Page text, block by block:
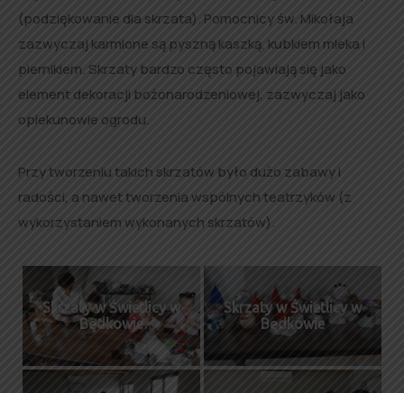
(podziękowanie dla skrzata). Pomocnicy św. Mikołaja
zazwyczaj karmione są pyszną kaszką, kubkiem mleka i
piernikiem. Skrzaty bardzo często pojawiają się jako
element dekoracji bożonarodzeniowej, zazwyczaj jako
opiekunowie ogrodu.
Przy tworzeniu takich skrzatów było dużo zabawy i
radości, a nawet tworzenia wspólnych teatrzyków (z
wykorzystaniem wykonanych skrzatów).
Skrzaty w Świetlicy w
Będkowie
Skrzaty w Świetlicy w
Będkowie